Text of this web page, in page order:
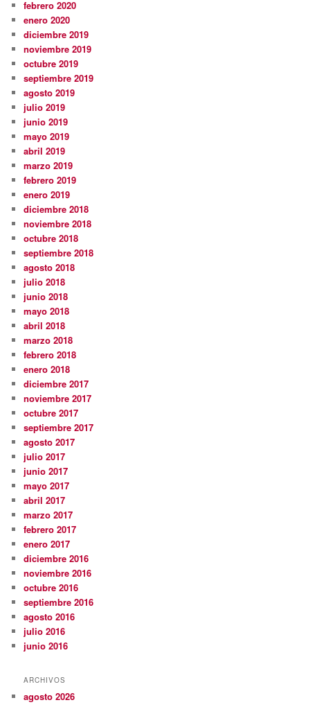
febrero 2020
enero 2020
diciembre 2019
noviembre 2019
octubre 2019
septiembre 2019
agosto 2019
julio 2019
junio 2019
mayo 2019
abril 2019
marzo 2019
febrero 2019
enero 2019
diciembre 2018
noviembre 2018
octubre 2018
septiembre 2018
agosto 2018
julio 2018
junio 2018
mayo 2018
abril 2018
marzo 2018
febrero 2018
enero 2018
diciembre 2017
noviembre 2017
octubre 2017
septiembre 2017
agosto 2017
julio 2017
junio 2017
mayo 2017
abril 2017
marzo 2017
febrero 2017
enero 2017
diciembre 2016
noviembre 2016
octubre 2016
septiembre 2016
agosto 2016
julio 2016
junio 2016
ARCHIVOS
agosto 2026